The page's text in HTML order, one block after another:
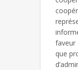
faveur
que